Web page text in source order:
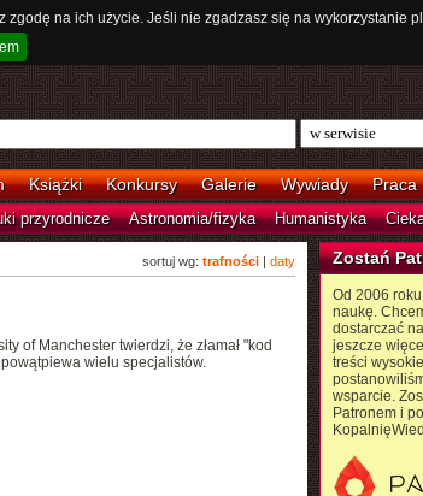
na ich użycie. Jeśli nie zgadzasz się na wykorzystanie
Książki Konkursy Galerie Wywiady Praca
przyrodnicze Astronomia/fizyka Humanistyka
sortuj wg: trafności| daty
of Manchester twierdzi, że złamał "kod
wielu specjalistów.
Zostań
Od 2006
naukę.
dostarczać
jeszcze
treści
wsparcie.
Patronem i